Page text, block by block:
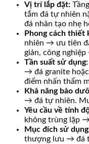
Vị trí lắp đặt:
tắm đá tự nhiên
đá nhân tạo nhẹ
Phong cách thiết
nhiên → ưu tiên
giản, công
Tần suất sử dụng:
→ đá granite
điểm nhấn thẩm
Khả năng bảo
→ đá tự nhiên.
Yêu cầu về tính
không trùng lặp
Mục đích sử
thượng lưu → đá